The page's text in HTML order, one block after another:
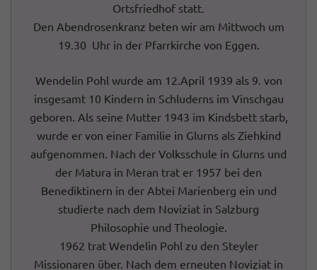
Ortsfriedhof statt.
Den Abendrosenkranz beten wir am Mittwoch um
19.30 Uhr in der Pfarrkirche von Eggen.
Wendelin Pohl wurde am 12.April 1939 als 9. von
insgesamt 10 Kindern in Schluderns im Vinschgau
geboren. Als seine Mutter 1943 im Kindsbett starb,
wurde er von einer Familie in Glurns als Ziehkind
aufgenommen. Nach der Volksschule in Glurns und
der Matura in Meran trat er 1957 bei den
Benediktinern in der Abtei Marienberg ein und
studierte nach dem Noviziat in Salzburg
Philosophie und Theologie.
1962 trat Wendelin Pohl zu den Steyler
Missionaren über. Nach dem erneuten Noviziat in